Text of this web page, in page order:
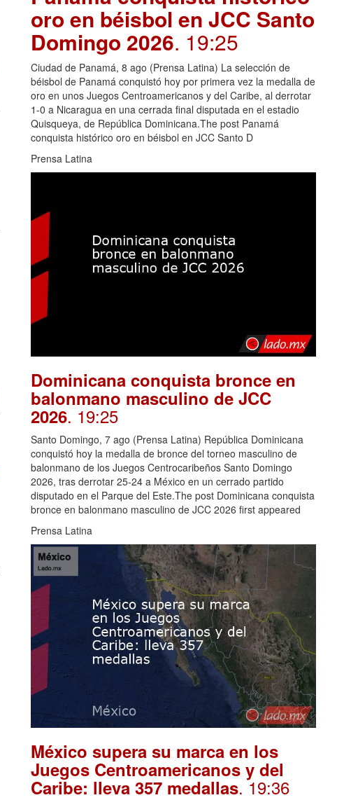
oro en béisbol en JCC Santo
Domingo 2026. 19:25
Ciudad de Panamá, 8 ago (Prensa Latina) La selección de
béisbol de Panamá conquistó hoy por primera vez la medalla de
oro en unos Juegos Centroamericanos y del Caribe, al derrotar
1-0 a Nicaragua en una cerrada final disputada en el estadio
Quisqueya, de República Dominicana.The post Panamá
conquista histórico oro en béisbol en JCC Santo D
Prensa Latina
Dominicana conquista bronce en
balonmano masculino de JCC
2026. 19:25
Santo Domingo, 7 ago (Prensa Latina) República Dominicana
conquistó hoy la medalla de bronce del torneo masculino de
balonmano de los Juegos Centrocaribeños Santo Domingo
2026, tras derrotar 25-24 a México en un cerrado partido
disputado en el Parque del Este.The post Dominicana conquista
bronce en balonmano masculino de JCC 2026 first appeared
Prensa Latina
México supera su marca en los
Juegos Centroamericanos y del
Caribe: lleva 357 medallas. 19:36